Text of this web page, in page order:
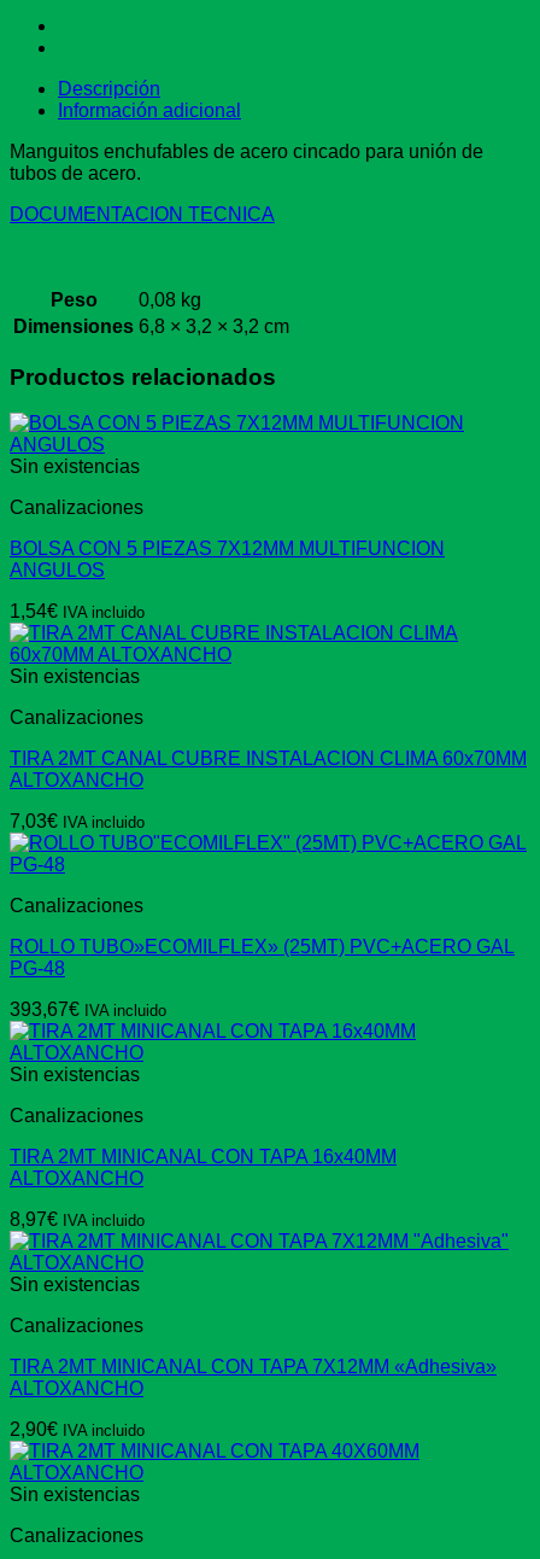
Descripción
Información adicional
Manguitos enchufables de acero cincado para unión de
tubos de acero.
DOCUMENTACION TECNICA
Peso
0,08 kg
Dimensiones 6,8 × 3,2 × 3,2 cm
Productos relacionados
Sin existencias
Canalizaciones
BOLSA CON 5 PIEZAS 7X12MM MULTIFUNCION
ANGULOS
1,54€ IVA incluido
Sin existencias
Canalizaciones
TIRA 2MT CANAL CUBRE INSTALACION CLIMA 60x70MM
ALTOXANCHO
7,03€ IVA incluido
Canalizaciones
ROLLO TUBO»ECOMILFLEX» (25MT) PVC+ACERO GAL
PG-48
393,67€ IVA incluido
Sin existencias
Canalizaciones
TIRA 2MT MINICANAL CON TAPA 16x40MM
ALTOXANCHO
8,97€ IVA incluido
Sin existencias
Canalizaciones
TIRA 2MT MINICANAL CON TAPA 7X12MM «Adhesiva»
ALTOXANCHO
2,90€ IVA incluido
Sin existencias
Canalizaciones